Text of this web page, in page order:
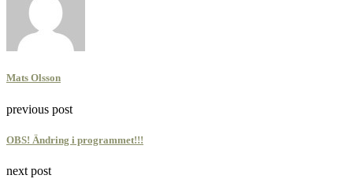
Mats Olsson
previous post
OBS! Ändring i programmet!!!
next post